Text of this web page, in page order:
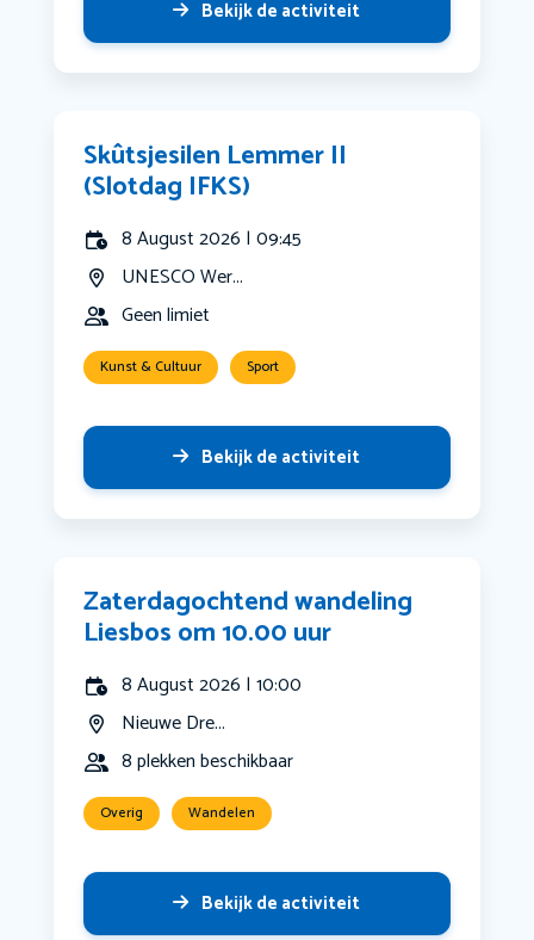
Bekijk de activiteit
Skûtsjesilen Lemmer II
(Slotdag IFKS)
8 August 2026 | 09:45
UNESCO Wer...
Geen limiet
Kunst & Cultuur Sport
Bekijk de activiteit
Zaterdagochtend wandeling
Liesbos om 10.00 uur
8 August 2026 | 10:00
Nieuwe Dre...
8 plekken beschikbaar
Overig Wandelen
Bekijk de activiteit